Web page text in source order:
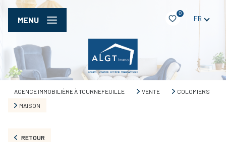
0
FR
MENU
AGENCE IMMOBILIÈRE À TOURNEFEUILLE VENTE
COLOMIERS
MAISON
RETOUR